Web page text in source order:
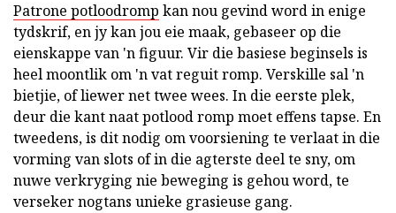
Patrone potloodromp kan nou gevind word in enige
tydskrif, en jy kan jou eie maak, gebaseer op die
eienskappe van 'n figuur. Vir die basiese beginsels is
heel moontlik om 'n vat reguit romp. Verskille sal 'n
bietjie, of liewer net twee wees. In die eerste plek,
deur die kant naat potlood romp moet effens tapse. En
tweedens, is dit nodig om voorsiening te verlaat in die
vorming van slots of in die agterste deel te sny, om
nuwe verkryging nie beweging is gehou word, te
verseker nogtans unieke grasieuse gang.